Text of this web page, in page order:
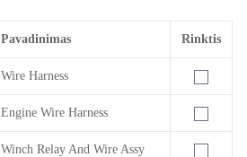
Pavadinimas Rinktis
Wire Harness
Engine Wire Harness
Winch Relay And Wire Assy